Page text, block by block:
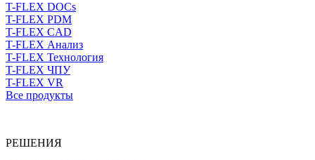
T-FLEX DOCs
T-FLEX PDM
T-FLEX CAD
T-FLEX Анализ
T-FLEX Технология
T-FLEX ЧПУ
T-FLEX VR
Все продукты
РЕШЕНИЯ